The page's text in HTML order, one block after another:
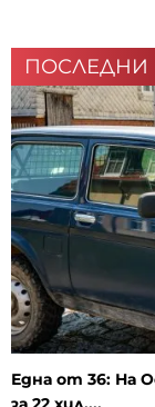
Една от 36: На